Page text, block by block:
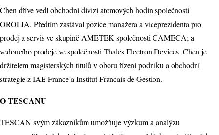
Chen dříve vedl obchodní divizi atomových hodin společnosti
OROLIA. Předtím zastával pozice manažera a viceprezidenta pro
prodej a servis ve skupině AMETEK společnosti CAMECA; a
vedoucího prodeje ve společnosti Thales Electron Devices. Chen je
držitelem magisterských titulů v oboru řízení podniku a obchodní
strategie z IAE France a Institut Francais de Gestion.
O TESCANU
TESCAN svým zákazníkům umožňuje výzkum a analýzu